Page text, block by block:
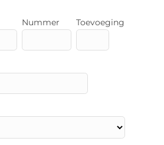
Nummer Toevoeging